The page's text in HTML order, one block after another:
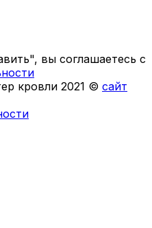
вы соглашаетесь с
кровли 2021 © сайт